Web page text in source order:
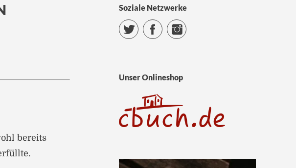
bereits
Soziale Netzwerke
Twitter FacebookInstagram
Unser Onlineshop